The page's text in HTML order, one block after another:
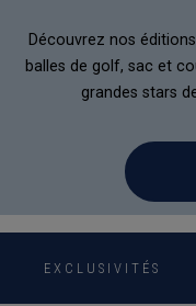
Découvrez nos
balles de golf, sac et
grandes stars
EXCLUSIVITÉS